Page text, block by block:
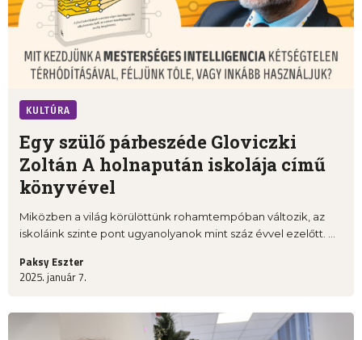
KULTÚRA
Egy szülő párbeszéde Gloviczki
Zoltán A holnapután iskolája című
könyvével
Miközben a világ körülöttünk rohamtempóban változik, az
iskoláink szinte pont ugyanolyanok mint száz évvel ezelőtt. ...
Paksy Eszter
2025. január 7.